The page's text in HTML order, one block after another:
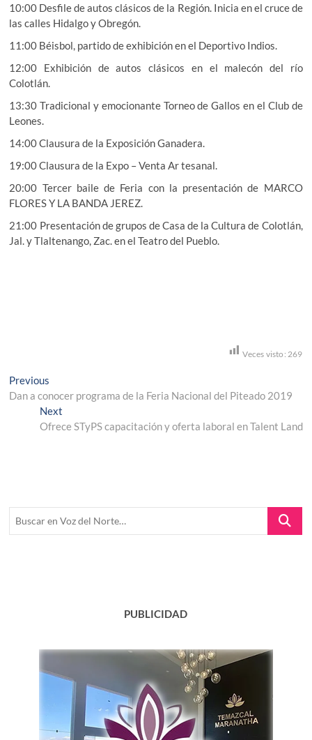
10:00 Desfile de autos clásicos de la Región. Inicia en el cruce de
las calles Hidalgo y Obregón.
11:00 Béisbol, partido de exhibición en el Deportivo Indios.
12:00 Exhibición de autos clásicos en el malecón del río
Colotlán.
13:30 Tradicional y emocionante Torneo de Gallos en el Club de
Leones.
14:00 Clausura de la Exposición Ganadera.
19:00 Clausura de la Expo – Venta Ar tesanal.
20:00 Tercer baile de Feria con la presentación de MARCO
FLORES Y LA BANDA JEREZ.
21:00 Presentación de grupos de Casa de la Cultura de Colotlán,
Jal. y Tlaltenango, Zac. en el Teatro del Pueblo.
Veces visto: 269
Navegación
de
entradas
Previous
post:
Dan a conocer programa de la Feria Nacional del Piteado 2019
NextNext
post:
Ofrece STyPS capacitación y oferta laboral en Talent Land
Buscar
PUBLICIDAD